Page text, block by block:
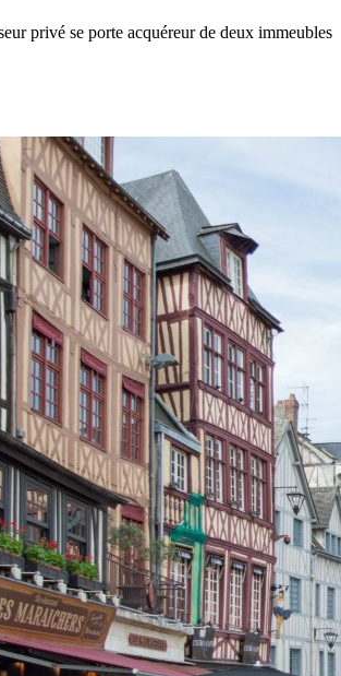
privé se porte acquéreur de deux immeubles